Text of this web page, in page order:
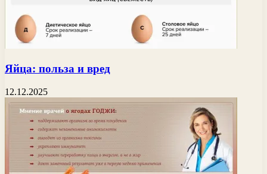
Яйца: польза и вред
12.12.2025